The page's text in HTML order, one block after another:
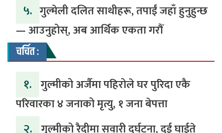
५. ​गुल्मेली दलित साथीहरू, तपाईं जहाँ हुनुहुन्छ
— आउनुहोस्, अब आर्थिक एकता गरौँ
चर्चित :
१. गुल्मीको अर्जैमा पहिरोले घर पुरिदा एकै
परिवारका ४ जनाको मृत्यु, १ जना बेपत्ता
२. गुल्मीको रैदीमा सवारी दुर्घटना, दुई घाईते